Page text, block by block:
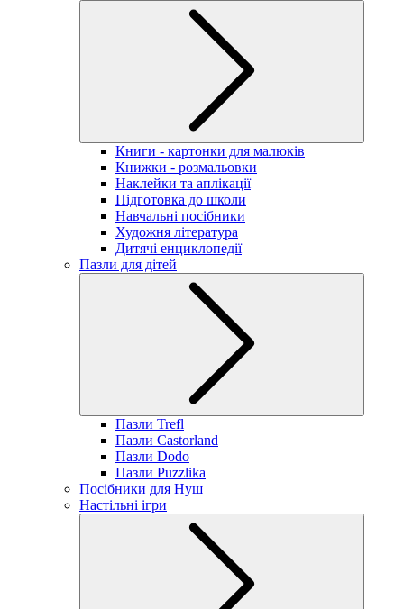
Книги - картонки для малюків
Книжки - розмальовки
Наклейки та аплікації
Підготовка до школи
Навчальні посібники
Художня література
Дитячі енциклопедії
Пазли для дітей
Пазли Trefl
Пазли Castorland
Пазли Dodo
Пазли Puzzlika
Посібники для Нуш
Настільні ігри